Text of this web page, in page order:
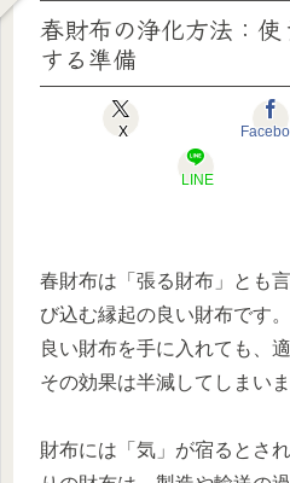
春財布の浄化方法：
する準備
X
LINE
春財布は「張る財布」とも
び込む縁起の良い財布です
良い財布を手に入れても、
その効果は半減してしまいま
財布には「気」が宿るとさ